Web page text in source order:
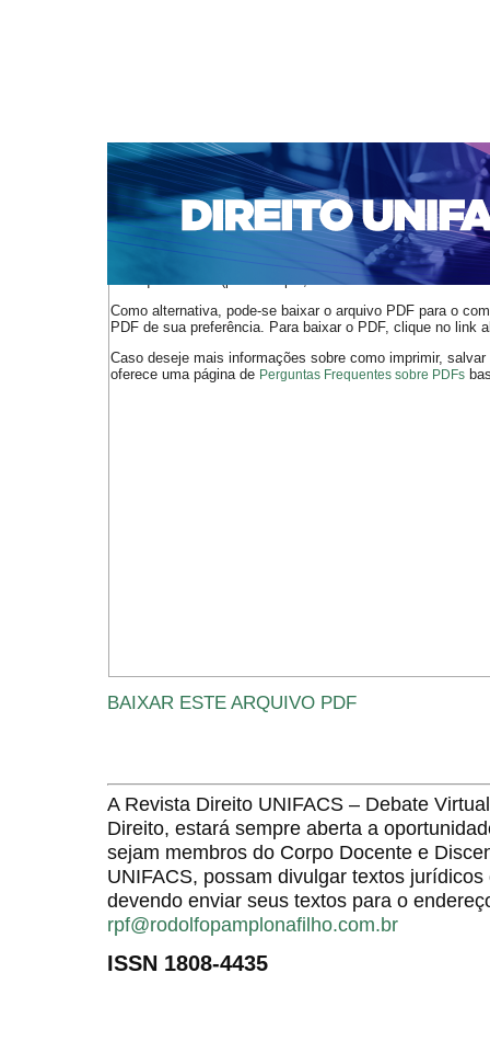
CAPA SOBRE ACESSO CADASTRO
NOTÍCIAS
EDIÇÕES DE Nº 1 A 100 WEBMAIL
Capa>n. 234 (2019) > Silva
O arquivo PDF selecionado deve ser carregado no
de arquivos PDF (por exemplo, uma versão atual do
Como alternativa, pode-se baixar o arquivo PDF para o
PDF de sua preferência. Para baixar o PDF, clique no link
Caso deseje mais informações sobre como imprimir,
oferece uma página de Perguntas Frequentes sobre PDFs
BAIXAR ESTE ARQUIVO PDF
A Revista Direito UNIFACS – Debate
Direito, estará sempre aberta a
sejam membros do Corpo Docente e
UNIFACS, possam divulgar textos
devendo enviar seus textos para o
rpf@rodolfopamplonafilho.com.br
ISSN 1808-4435